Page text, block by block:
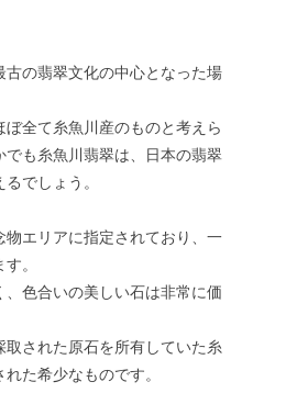
の翡翠文化の中心となった場
全て糸魚川産のものと考えら
も糸魚川翡翠は、日本の翡翠
でしょう。
エリアに指定されており、一
。
色合いの美しい石は非常に価
された原石を所有していた糸
た希少なものです。